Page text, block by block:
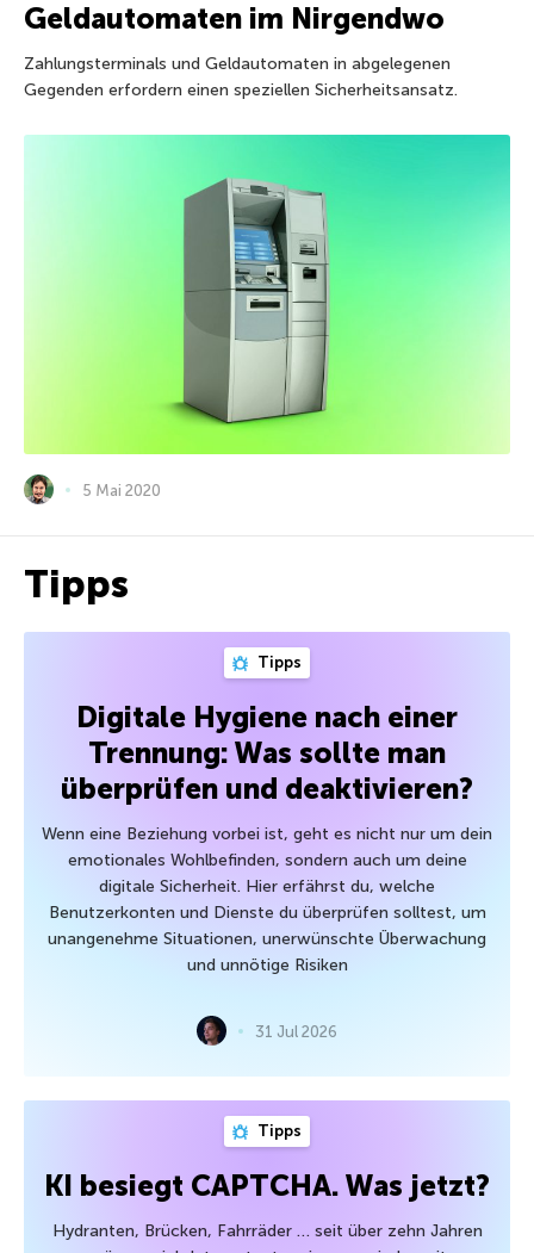
Geldautomaten im Nirgendwo
Zahlungsterminals und Geldautomaten in abgelegenen
Gegenden erfordern einen speziellen Sicherheitsansatz.
5 Mai 2020
Tipps
Tipps
Digitale Hygiene nach einer
Trennung: Was sollte man
überprüfen und deaktivieren?
Wenn eine Beziehung vorbei ist, geht es nicht nur um dein
emotionales Wohlbefinden, sondern auch um deine
digitale Sicherheit. Hier erfährst du, welche
Benutzerkonten und Dienste du überprüfen solltest, um
unangenehme Situationen, unerwünschte Überwachung
und unnötige Risiken
31 Jul 2026
Tipps
KI besiegt CAPTCHA. Was jetzt?
Hydranten, Brücken, Fahrräder … seit über zehn Jahren